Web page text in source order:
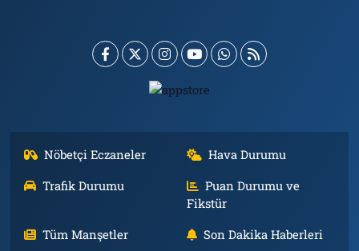
Nöbetçi Eczaneler
Hava Durumu
Trafik Durumu
Puan Durumu ve
Fikstür
Tüm Manşetler
Son Dakika Haberleri